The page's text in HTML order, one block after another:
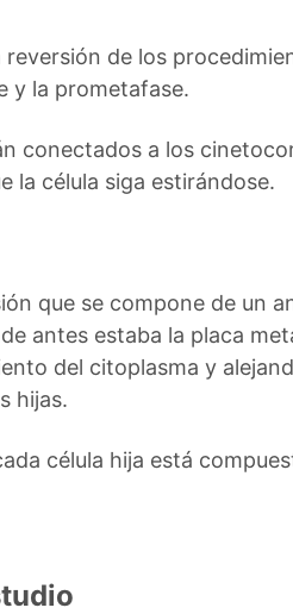
de los
y la prometafase.
conectados a los
la célula siga estirándose.
que se compone de un
antes estaba la placa
del citoplasma y
hijas.
célula hija está